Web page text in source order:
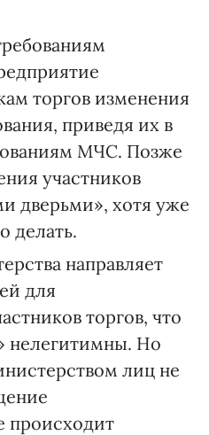
торгов изменения
приведя их в
МЧС. Позже
участников
дверьми», хотя уже
делать.
направляет
для
торгов, что
нелегитимны. Но
лиц не
происходит